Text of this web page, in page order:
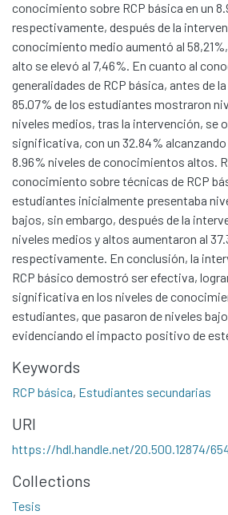
Communities & Collections
All of DSpace
Contacto
conocimiento sobre RCP básica en un
respectivamente, después de la
conocimiento medio aumentó al
alto se elevó al 7,46%. En cuanto al
generalidades de RCP básica, antes de
85.07% de los estudiantes mostraron
niveles medios, tras la intervención, se
significativa, con un 32.84%
8.96% niveles de conocimientos altos.
conocimiento sobre técnicas de RCP
estudiantes inicialmente presentaba
bajos, sin embargo, después de la
niveles medios y altos aumentaron al
respectivamente. En conclusión, la
RCP básico demostró ser efectiva,
significativa en los niveles de
estudiantes, que pasaron de niveles
evidenciando el impacto positivo de
Keywords
RCP básica, Estudiantes secundarias
URI
https://hdl.handle.net/20.500.12874/
Collections
Tesis